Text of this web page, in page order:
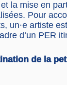
la mise en
Pour
un⋅e artiste
d’un PER
de la